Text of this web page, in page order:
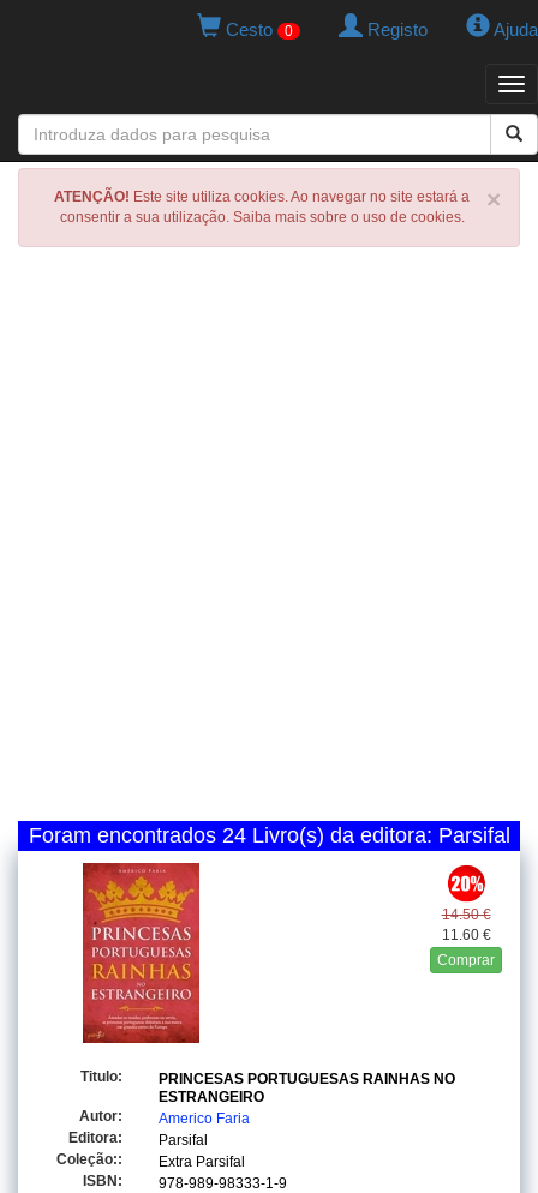
Cesto 0 Registo Ajuda
×
ATENÇÃO! Este site utiliza cookies. Ao navegar no site estará a
consentir a sua utilização. Saiba mais sobre o uso de cookies.
Foram encontrados 24 Livro(s) da editora: Parsifal
14.50 €
11.60 €
Comprar
Titulo:
PRINCESAS PORTUGUESAS RAINHAS NO
ESTRANGEIRO
Autor:
Americo Faria
Editora:
Parsifal
Coleção::
Extra Parsifal
ISBN:
978-989-98333-1-9